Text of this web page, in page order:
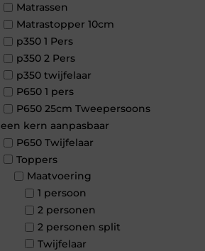
Matrassen
Matrastopper 10cm
p350 1 Pers
p350 2 Pers
p350 twijfelaar
P650 1 pers
P650 25cm Tweepersoons
een kern aanpasbaar
P650 Twijfelaar
Toppers
Maatvoering
1 persoon
2 personen
2 personen split
Twijfelaar